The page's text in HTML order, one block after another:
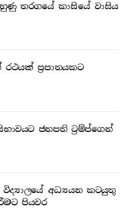
තරගයේ කාසියේ වාසිය
රථයක් ප්‍රපාතයකට
ජනපති ට්‍රම්ප්ගෙන්
විද්‍යාලයේ අධ්‍යයන කටයුතු
පියවර